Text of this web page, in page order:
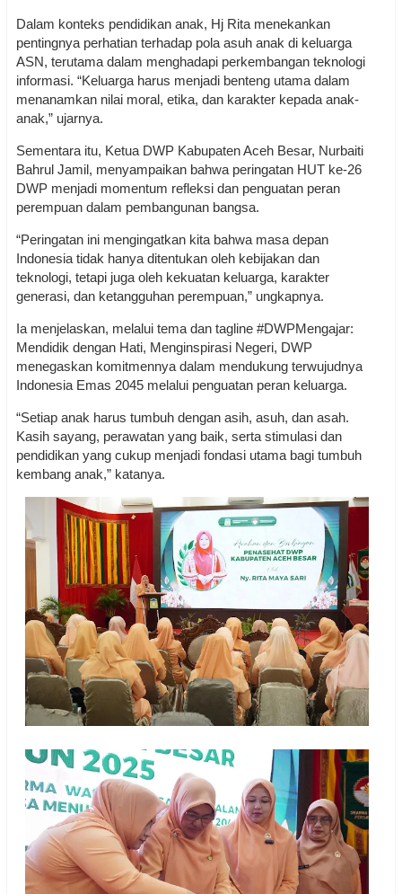
Dalam konteks pendidikan anak, Hj Rita menekankan
pentingnya perhatian terhadap pola asuh anak di keluarga
ASN, terutama dalam menghadapi perkembangan teknologi
informasi. “Keluarga harus menjadi benteng utama dalam
menanamkan nilai moral, etika, dan karakter kepada anak-
anak,” ujarnya.
Sementara itu, Ketua DWP Kabupaten Aceh Besar, Nurbaiti
Bahrul Jamil, menyampaikan bahwa peringatan HUT ke-26
DWP menjadi momentum refleksi dan penguatan peran
perempuan dalam pembangunan bangsa.
“Peringatan ini mengingatkan kita bahwa masa depan
Indonesia tidak hanya ditentukan oleh kebijakan dan
teknologi, tetapi juga oleh kekuatan keluarga, karakter
generasi, dan ketangguhan perempuan,” ungkapnya.
Ia menjelaskan, melalui tema dan tagline #DWPMengajar:
Mendidik dengan Hati, Menginspirasi Negeri, DWP
menegaskan komitmennya dalam mendukung terwujudnya
Indonesia Emas 2045 melalui penguatan peran keluarga.
“Setiap anak harus tumbuh dengan asih, asuh, dan asah.
Kasih sayang, perawatan yang baik, serta stimulasi dan
pendidikan yang cukup menjadi fondasi utama bagi tumbuh
kembang anak,” katanya.